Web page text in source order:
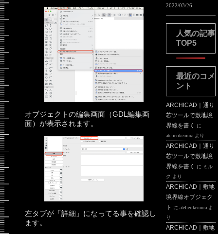
オブジェクトの編集画面（GDL編集画
面）が表示されます。
左タブが「詳細」になってる事を確認し
ます。
2022/03/26
人気の記事
TOP5
最近のコメ
ント
ARCHICAD｜通り
芯ツールで敷地境
界線を書く
に
atelierikemuraより
ARCHICAD｜通り
芯ツールで敷地境
界線を書く
に ミル
ク
より
ARCHICAD｜敷地
境界線オブジェク
ト
に atelierikemuraよ
り
ARCHICAD｜敷地